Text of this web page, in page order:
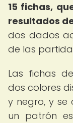
15 fichas,
resultados
dos dados
de las
Las fichas
dos colores
y negro, y se
un patrón